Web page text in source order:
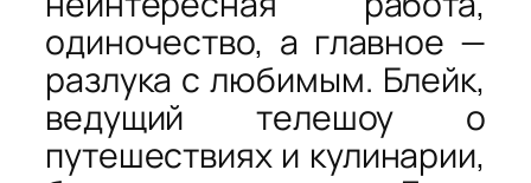
одиночество, а главное —
разлука с любимым. Блейк,
ведущий телешоу о
путешествиях и кулинарии,